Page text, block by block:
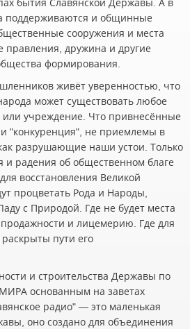
бытия Славянской Державы. А в
поддерживаются и общинные
сооружения и места
правления, дружина и другие
формирования.
живёт уверенностью, что
может существовать любое
учреждение. Что привнесённые
"конкуренция", не приемлемы в
разрушающие наши устои. Только
и радения об общественном благе
восстановления Великой
процветать Рода и Народы,
с Природой. Где не будет места
продажности и лицемерию. Где для
раскрыты пути его
и строительства Державы по
основанным на заветах
радио" — это маленькая
оно создано для объединения